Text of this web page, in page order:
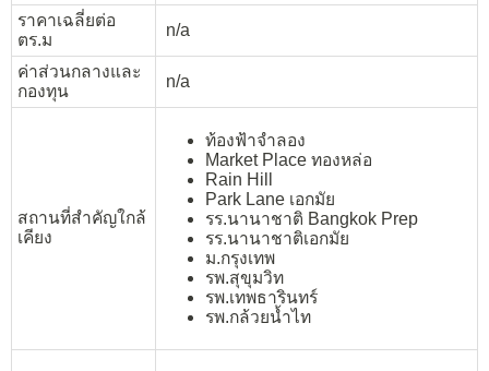
ราคาเฉลี่ยต่อ
ตร.ม
n/a
ค่าส่วนกลางและ
กองทุน
n/a
สถานที่สำคัญใกล้
เคียง
ท้องฟ้าจำลอง
Market Place ทองหล่อ
Rain Hill
Park Lane เอกมัย
รร.นานาชาติ Bangkok Prep
รร.นานาชาติเอกมัย
ม.กรุงเทพ
รพ.สุขุมวิท
รพ.เทพธารินทร์
รพ.กล้วยน้ำไท